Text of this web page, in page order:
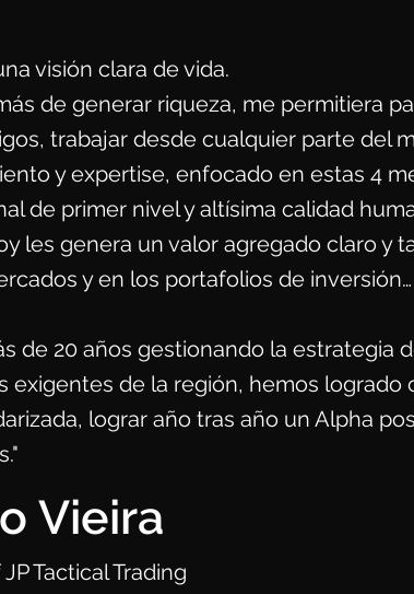
visión clara de vida.
de generar riqueza, me permitiera
trabajar desde cualquier parte del
y expertise, enfocado en estas 4
de primer nivel y altísima calidad
les genera un valor agregado claro y
y en los portafolios de inversión…
de 20 años gestionando la estrategia
exigentes de la región, hemos logrado
lograr año tras año un Alpha
Vieira
Tactical Trading